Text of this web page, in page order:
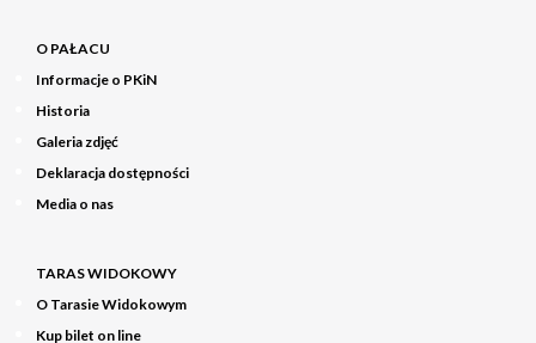
O PAŁACU
Informacje o PKiN
Historia
Galeria zdjęć
Deklaracja dostępności
Media o nas
TARAS WIDOKOWY
O Tarasie Widokowym
Kup bilet on line